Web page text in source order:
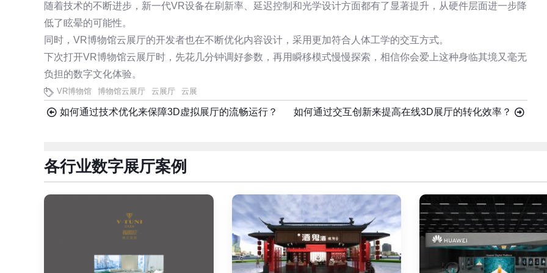
随着技术的不断进步，新一代VR设备在刷新率、延迟控制和光学设计方面都有了显著提升，从硬件层面进一步降
低了眩晕的可能性。
同时，VR博物馆云展厅的开发者也在不断优化内容设计，采用更加符合人体工学的交互方式。
下次打开VR博物馆云展厅时，先花几分钟调好参数，再用瞬移模式慢慢探索，相信你会爱上这种身临其境又毫无
负担的数字文化体验。
VR博物馆 博物馆云展厅 云展厅 云展
如何通过技术优化来保障3D虚拟展厅的流畅运行？ 如何通过交互创新来提高在线3D展厅的转化效率？
各行业数字展厅案例